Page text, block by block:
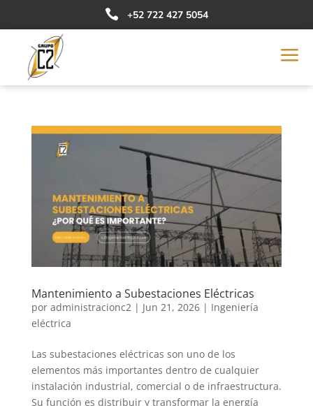
 +52 722 427 5054
a
Mantenimiento a Subestaciones Eléctricas
por administracionc2 | Jun 21, 2026| Ingeniería
eléctrica
Las subestaciones eléctricas son uno de los
elementos más importantes dentro de cualquier
instalación industrial, comercial o de infraestructura.
Su función es distribuir y transformar la energía